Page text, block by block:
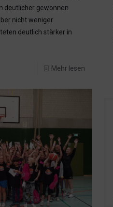
deutlicher gewonnen
nicht weniger
deutlich stärker in
Mehr lesen